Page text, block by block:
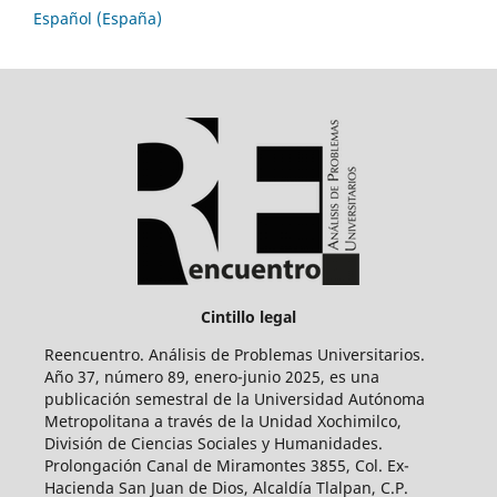
Español (España)
Cintillo legal
Reencuentro. Análisis de Problemas Universitarios.
Año 37, número 89, enero-junio 2025, es una
publicación semestral de la Universidad Autónoma
Metropolitana a través de la Unidad Xochimilco,
División de Ciencias Sociales y Humanidades.
Prolongación Canal de Miramontes 3855, Col. Ex-
Hacienda San Juan de Dios, Alcaldía Tlalpan, C.P.